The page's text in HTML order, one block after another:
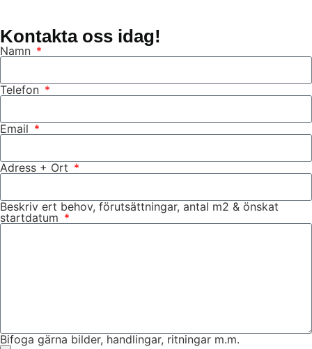
Kontakta oss idag!
Namn
Telefon
Email
Adress + Ort
Beskriv ert behov, förutsättningar, antal m2 & önskat
startdatum
Bifoga gärna bilder, handlingar, ritningar m.m.